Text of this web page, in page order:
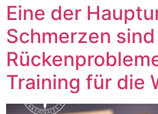
Eine der
Schmerzen sind
Training für die